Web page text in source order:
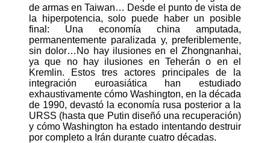
de armas en Taiwan… Desde el punto de vista de
la hiperpotencia, solo puede haber un posible
final: Una economía china amputada,
permanentemente paralizada y, preferiblemente,
sin dolor…No hay ilusiones en el Zhongnanhai,
ya que no hay ilusiones en Teherán o en el
Kremlin. Estos tres actores principales de la
integración euroasiática han estudiado
exhaustivamente cómo Washington, en la década
de 1990, devastó la economía rusa posterior a la
URSS (hasta que Putin diseñó una recuperación)
y cómo Washington ha estado intentando destruir
por completo a Irán durante cuatro décadas.